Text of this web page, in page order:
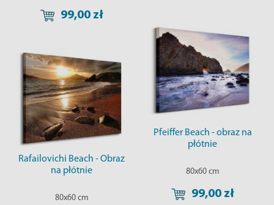
99,00 zł
Pfeiffer Beach - obraz na
płótnie
80x60 cm
99,00 zł
Rafailovichi Beach - Obraz
na płótnie
80x60 cm